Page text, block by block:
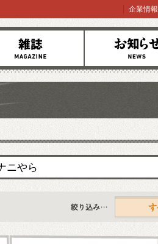
お知らせ
企業情報
すべて